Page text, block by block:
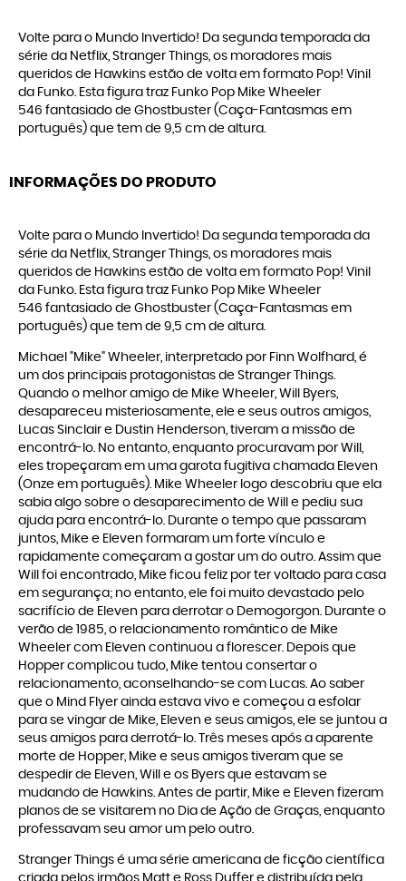
Volte para o Mundo Invertido! Da segunda temporada da
série da Netflix, Stranger Things, os moradores mais
queridos de Hawkins estão de volta em formato Pop! Vinil
da Funko. Esta figura traz Funko Pop Mike Wheeler
546 fantasiado de Ghostbuster (Caça-Fantasmas em
português) que tem de 9,5 cm de altura.
INFORMAÇÕES DO PRODUTO
Volte para o Mundo Invertido! Da segunda temporada da
série da Netflix, Stranger Things, os moradores mais
queridos de Hawkins estão de volta em formato Pop! Vinil
da Funko. Esta figura traz Funko Pop Mike Wheeler
546 fantasiado de Ghostbuster (Caça-Fantasmas em
português) que tem de 9,5 cm de altura.
Michael "Mike" Wheeler, interpretado por Finn Wolfhard, é
um dos principais protagonistas de Stranger Things.
Quando o melhor amigo de Mike Wheeler, Will Byers,
desapareceu misteriosamente, ele e seus outros amigos,
Lucas Sinclair e Dustin Henderson, tiveram a missão de
encontrá-lo. No entanto, enquanto procuravam por Will,
eles tropeçaram em uma garota fugitiva chamada Eleven
(Onze em português). Mike Wheeler logo descobriu que ela
sabia algo sobre o desaparecimento de Will e pediu sua
ajuda para encontrá-lo. Durante o tempo que passaram
juntos, Mike e Eleven formaram um forte vínculo e
rapidamente começaram a gostar um do outro. Assim que
Will foi encontrado, Mike ficou feliz por ter voltado para casa
em segurança; no entanto, ele foi muito devastado pelo
sacrifício de Eleven para derrotar o Demogorgon. Durante o
verão de 1985, o relacionamento romântico de Mike
Wheeler com Eleven continuou a florescer. Depois que
Hopper complicou tudo, Mike tentou consertar o
relacionamento, aconselhando-se com Lucas. Ao saber
que o Mind Flyer ainda estava vivo e começou a esfolar
para se vingar de Mike, Eleven e seus amigos, ele se juntou a
seus amigos para derrotá-lo. Três meses após a aparente
morte de Hopper, Mike e seus amigos tiveram que se
despedir de Eleven, Will e os Byers que estavam se
mudando de Hawkins. Antes de partir, Mike e Eleven fizeram
planos de se visitarem no Dia de Ação de Graças, enquanto
professavam seu amor um pelo outro.
Stranger Things é uma série americana de ficção científica